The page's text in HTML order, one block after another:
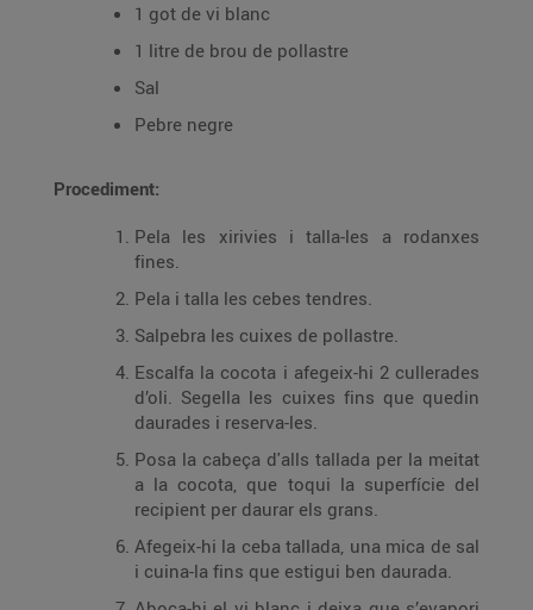
1 got de vi blanc
1 litre de brou de pollastre
Sal
Pebre negre
Procediment:
Pela les xirivies i talla-les a rodanxes
fines.
Pela i talla les cebes tendres.
Salpebra les cuixes de pollastre.
Escalfa la cocota i afegeix-hi 2 cullerades
d’oli. Segella les cuixes fins que quedin
daurades i reserva-les.
Posa la cabeça d'alls tallada per la meitat
a la cocota, que toqui la superfície del
recipient per daurar els grans.
Afegeix-hi la ceba tallada, una mica de sal
i cuina-la fins que estigui ben daurada.